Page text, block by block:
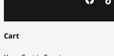
Cart